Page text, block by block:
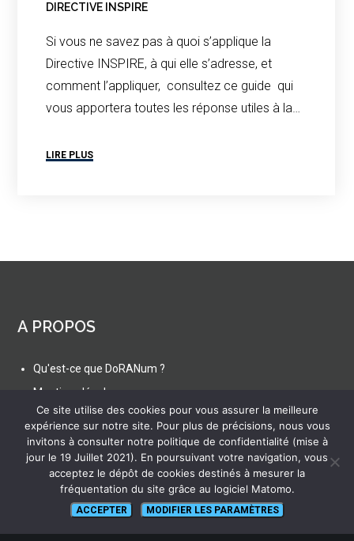
DIRECTIVE INSPIRE
Si vous ne savez pas à quoi s’applique la
Directive INSPIRE, à qui elle s’adresse, et
comment l’appliquer, consultez ce guide qui
vous apportera toutes les réponse utiles à la…
LIRE PLUS
A PROPOS
Qu'est-ce que DoRANum ?
Mentions légales
Politique de confidentialité
Crédits
Accessibilité
Ce site utilise des cookies pour vous assurer la meilleure
expérience sur notre site. Pour plus de précisions, nous vous
invitons à consulter notre politique de confidentialité (mise à
jour le 19 Juillet 2021). En poursuivant votre navigation, vous
acceptez le dépôt de cookies destinés à mesurer la
fréquentation du site grâce au logiciel Matomo.
ACCEPTER MODIFIER LES PARAMÈTRES